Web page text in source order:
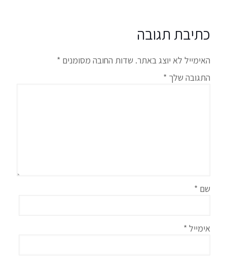
כתיבת תגובה
האימייל לא יוצג באתר. שדות החובה מסומנים *
התגובה שלך *
שם *
אימייל *